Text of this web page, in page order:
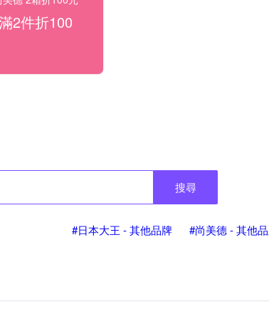
2件折100
搜尋
#日本大王 - 其他品牌 #尚美德 - 其他